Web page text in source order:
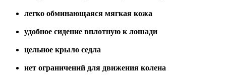
легко обминающаяся мягкая кожа
удобное сидение вплотную к лошади
цельное крыло седла
нет ограничений для движения колена